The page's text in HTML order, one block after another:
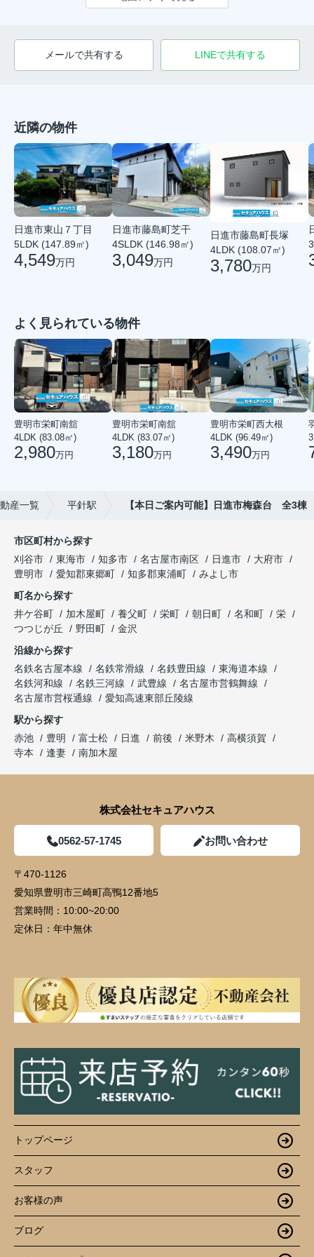
メールで共有する LINEで共有する
近隣の物件
日進市東山７丁目
5LDK (147.89㎡)
4,549万円
日進市藤島町芝干
4SLDK (146.98㎡)
3,049万円
日進市藤島町長塚
4LDK (108.07㎡)
3,780万円
よく見られている物件
豊明市栄町南舘
4LDK (83.08㎡)
2,980万円
豊明市栄町南舘
4LDK (83.07㎡)
3,180万円
豊明市栄町西大根
4LDK (96.49㎡)
3,490万円
産一覧 平針駅 【本日ご案内可能】日進市梅森台 全3棟
市区町村から探す
刈谷市
東海市 知多市 名古屋市南区 日進市
大府市
豊明市
愛知郡東郷町 知多郡東浦町
みよし市
町名から探す
井ケ谷町
加木屋町 養父町 栄町 朝日町 名和町
栄
つつじが丘
野田町
金沢
沿線から探す
名鉄名古屋本線
名鉄常滑線 名鉄豊田線
東海道本線
名鉄河和線
名鉄三河線 武豊線
名古屋市営鶴舞線
名古屋市営桜通線
愛知高速東部丘陵線
駅から探す
赤池
豊明 富士松 日進 前後 米野木
高横須賀
寺本
逢妻 南加木屋
株式会社セキュアハウス
0562-57-1745 お問い合わせ
〒470-1126
愛知県豊明市三崎町高鴨12番地5
営業時間： 10:00~20:00
定休日： 年中無休
トップページ
スタッフ
お客様の声
ブログ